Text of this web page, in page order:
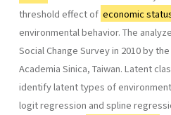
threshold effect of economic
environmental behavior. The
Social Change Survey in 2010 by
Academia Sinica, Taiwan. Latent
identify latent types of
logit regression and spline